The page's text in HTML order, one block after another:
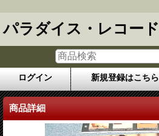
パラダイス・レコード
ログイン 新規登録はこちら
商品詳細